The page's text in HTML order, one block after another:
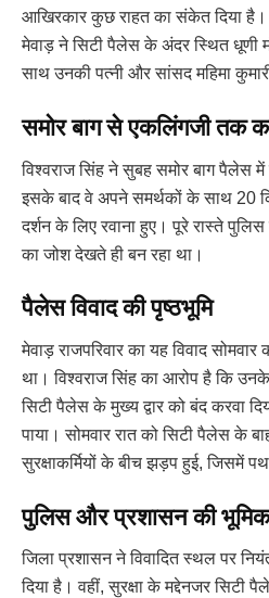
आखिरकार कुछ राहत का संकेत दिया है।
मेवाड़ ने सिटी पैलेस के अंदर स्थित धूणी
साथ उनकी पत्नी और सांसद महिमा
समोर बाग से एकलिंगजी तक
विश्वराज सिंह ने सुबह समोर बाग पैलेस
इसके बाद वे अपने समर्थकों के साथ 20
दर्शन के लिए रवाना हुए। पूरे रास्ते
का जोश देखते ही बन रहा था।
पैलेस विवाद की पृष्ठभूमि
मेवाड़ राजपरिवार का यह विवाद
था। विश्वराज सिंह का आरोप है कि
सिटी पैलेस के मुख्य द्वार को बंद करवा
पाया। सोमवार रात को सिटी पैलेस के
सुरक्षाकर्मियों के बीच झड़प हुई, जिसमें
पुलिस और प्रशासन की
जिला प्रशासन ने विवादित स्थल पर
दिया है। वहीं, सुरक्षा के मद्देनजर सिटी